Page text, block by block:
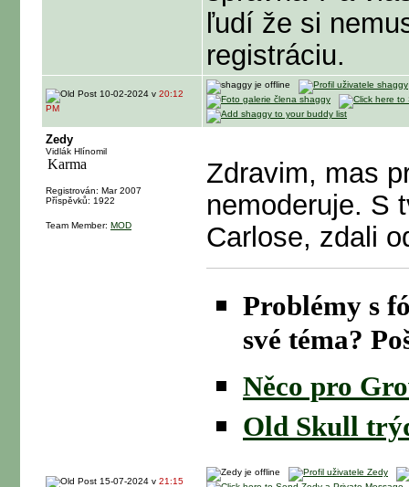
ľudí že si
registráciu.
10-02-2024 v 20:12
PM
Zedy
Vidlák Hlínomil
Registrován: Mar 2007
Příspěvků: 1922
Team Member: MOD
Zdravim, mas
nemoderuje. S
Carlose, zdali
Problémy s
své téma?
Něco pro
Old Skull
15-07-2024 v 21:15